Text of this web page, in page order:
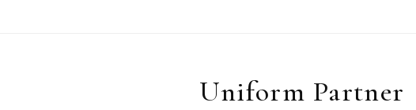
Uniform Partner